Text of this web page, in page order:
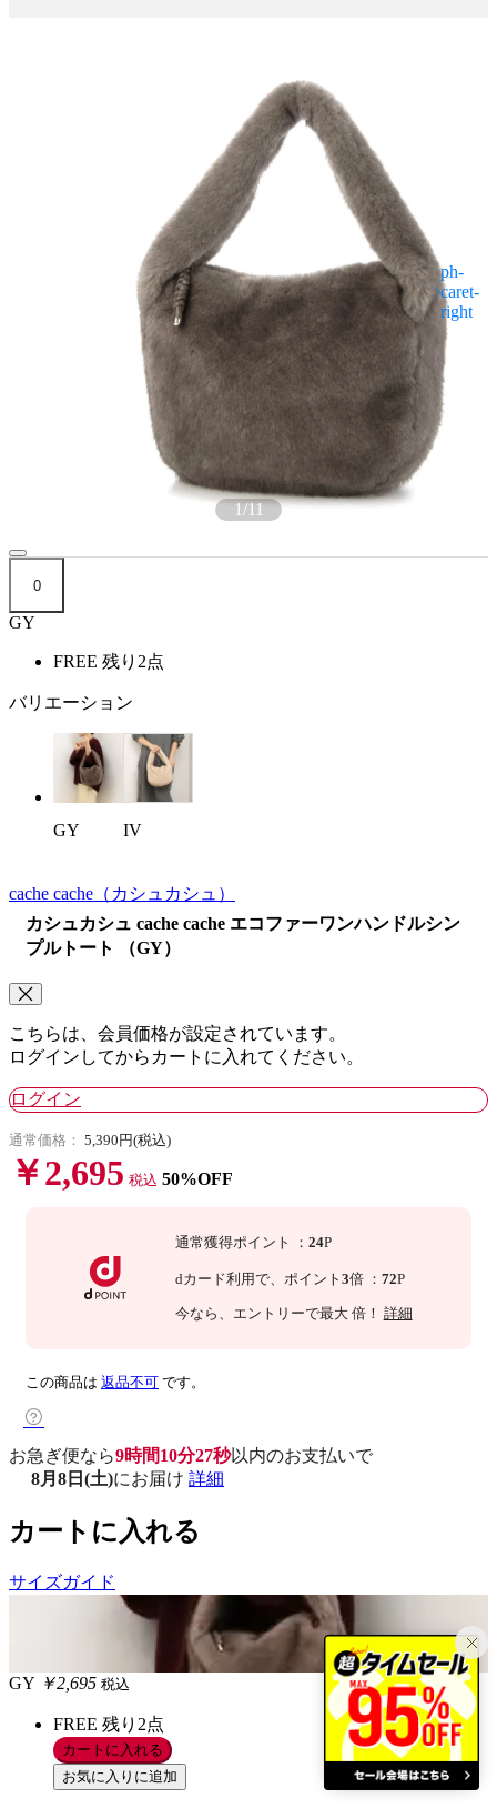
1/11
0
GY
FREE 残り2点
バリエーション
GY IV
cache cache （カシュカシュ）
カシュカシュ cache cache エコファーワンハンドルシン
プルトート （GY）
こちらは、会員価格が設定されています。
ログインしてからカートに入れてください。
ログイン
通常価格： 5,390円(税込)
￥2,695 税込 50%OFF
通常獲得ポイント ： 24P
dカード利用で、 ポイント 3倍 ： 72P
今なら 、エントリーで最大 倍！ 詳細
この商品は 返品不可 です。
お急ぎ便なら9時間10分26秒以内のお支払いで
8月8日(土)にお届け 詳細
カートに入れる
サイズガイド
GY ￥2,695 税込
FREE 残り2点
カートに入れる
お気に入りに追加